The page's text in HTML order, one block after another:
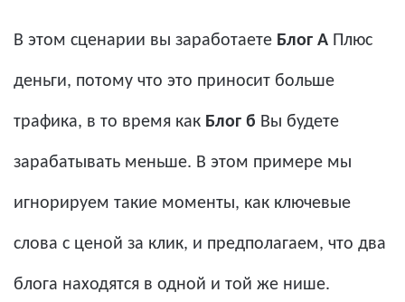
В этом сценарии вы заработаете Блог А Плюс
деньги, потому что это приносит больше
трафика, в то время как Блог б Вы будете
зарабатывать меньше. В этом примере мы
игнорируем такие моменты, как ключевые
слова с ценой за клик, и предполагаем, что два
блога находятся в одной и той же нише.